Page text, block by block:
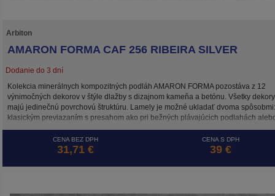
Arbiton
AMARON FORMA CAF 256 RIBEIRA SILVER
Dodanie do 3 dní
Kolekcia minerálnych kompozitných podláh AMARON FORMA pozostáva z 12
výnimočných dekorov v štýle dlažby s dizajnom kameňa a betónu. Všetky dekory
majú jedinečnú povrchovú štruktúru. Lamely je možné ukladať dvoma spôsobmi:
klasickým previazaním s presahom ako pri bežných plávajúcich podlahách
ako dlažbu so spojmi vytvárajúcimi kríž. Spájanie lamiel zarovnaných v oboch
smeroch umožňuje systém 5G CROSS, ktorý zaisťuje stabilitu spojov takto
položenej plávajúcej podlahy. Podlaha AMARON FORMA je, rovnako ako
CENA BEZ DPH
31,71 €
CENA S DPH
39 €